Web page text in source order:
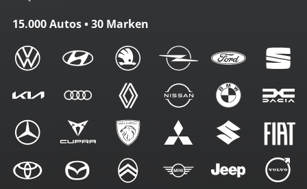
15.000 Autos • 30 Marken